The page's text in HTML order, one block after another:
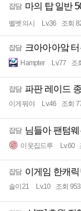
잡담 마의 탑 일반
벨벳의시 Lv.36 조회
잡담 크아아아앜
Hampter Lv.77 조
잡담 파판 레이드
이게뭐야 Lv.46 조회
잡담 님들아 팬텀
이웃집드루 Lv.60
잡담 이게임 한캐
솔이21 Lv.10 조회 953